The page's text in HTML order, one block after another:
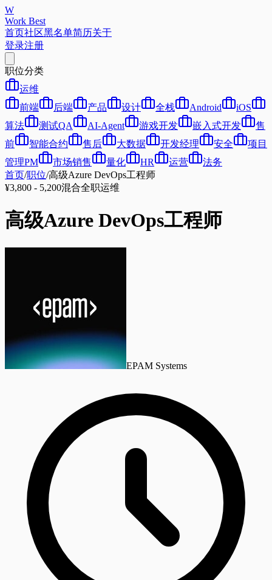
W
Work Best
首页社区黑名单简历关于
登录注册
职位分类
运维
前端
后端 产品 设计 全栈 Android
iOS
算法
测试QA AI-Agent 游戏开发 嵌入式开发
售
前
智能合约 售后 大数据 开发经理 安全
项目
管理PM
市场销售 量化 HR 运营
法务
首页/职位/高级Azure DevOps工程师
¥3,800 - 5,200混合全职运维
高级Azure DevOps工程师
EPAM Systems